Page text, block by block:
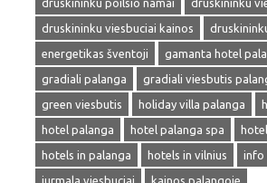
druskininku poilsio namai
druskininku
druskininku viesbuciai kainos
energetikas šventoji
gamanta hotel
gradiali palanga
gradiali viesbutis
green viesbutis
holiday villa palanga
hotel palanga
hotel palanga spa
hotels in palanga
hotels in vilnius
info
jurmala viesbuciai
kainos palangoje